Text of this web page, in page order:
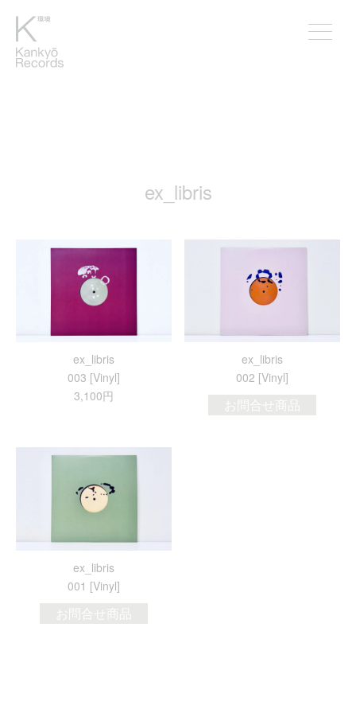
ex_libris
ex_libris
003 [Vinyl]
3,100円
ex_libris
002 [Vinyl]
お問合せ商品
ex_libris
001 [Vinyl]
お問合せ商品